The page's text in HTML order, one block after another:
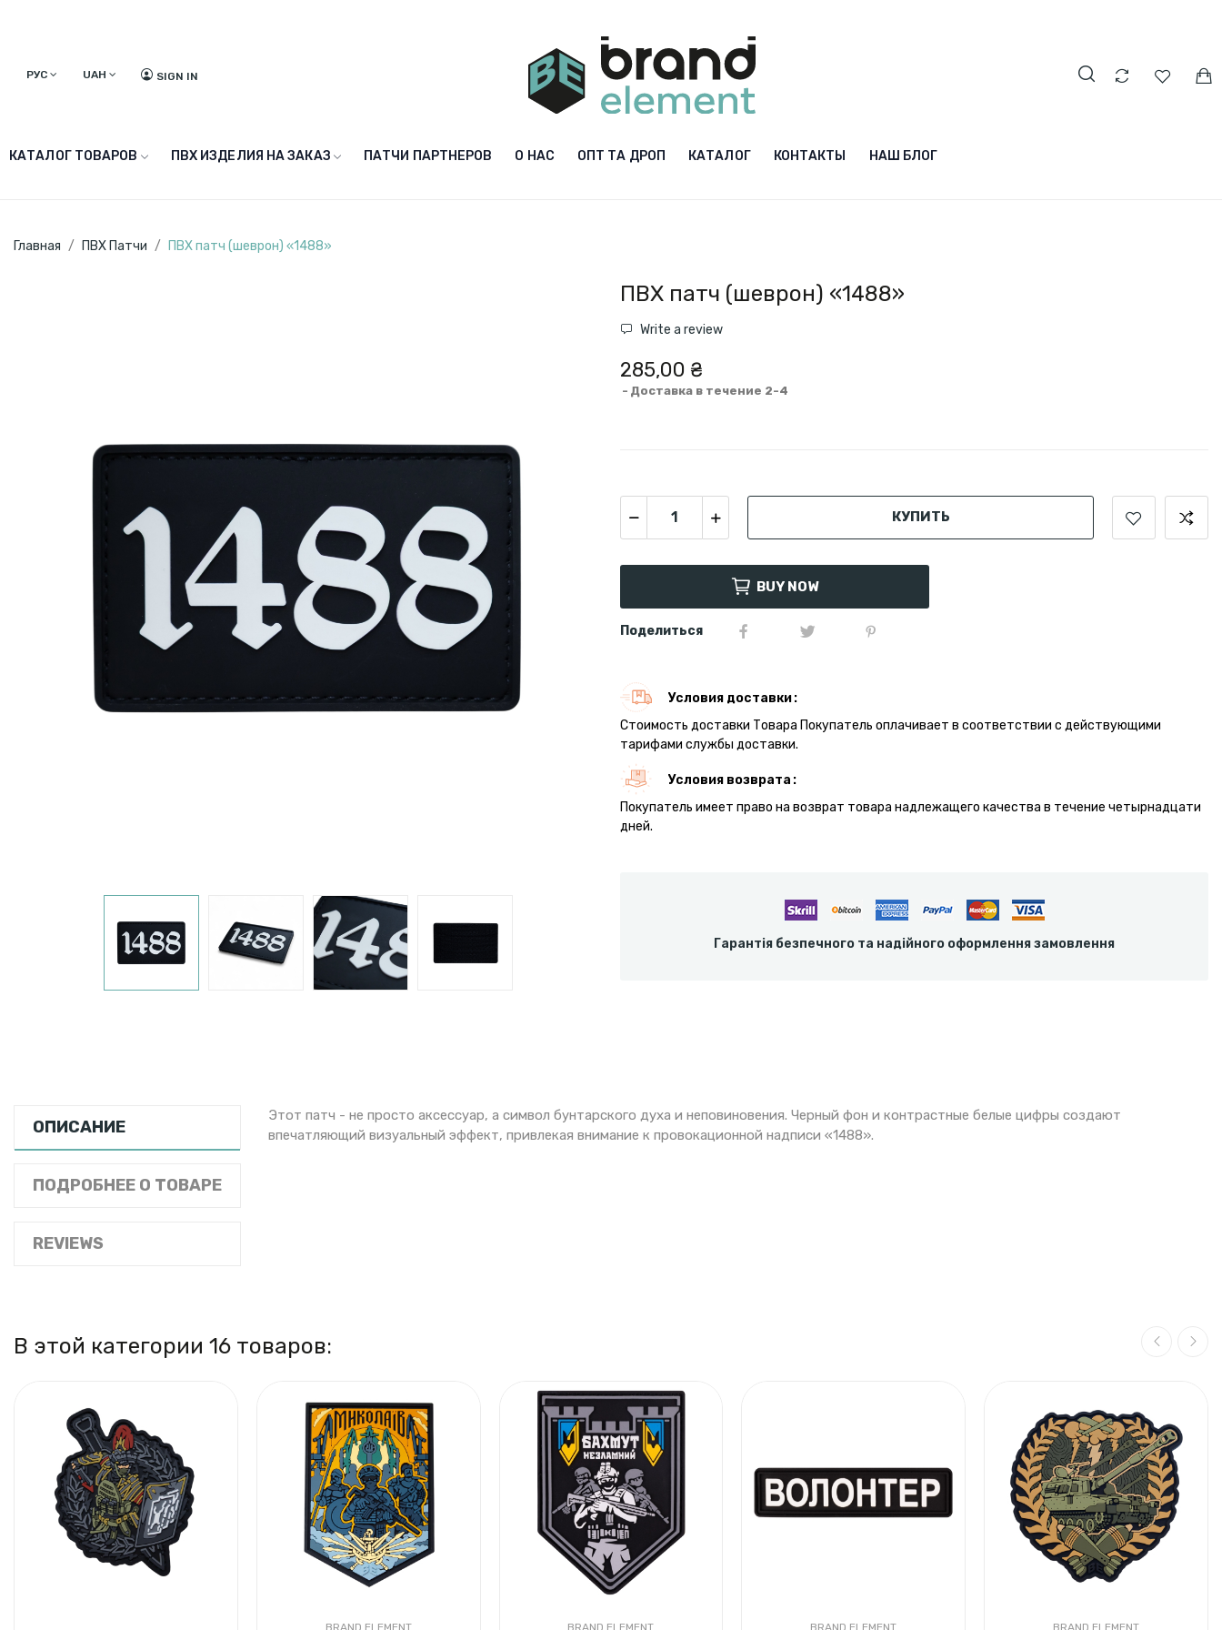
РУС UAH SIGN IN
КАТАЛОГ ТОВАРОВ ПВХ ИЗДЕЛИЯ НА ЗАКАЗ ПАТЧИ ПАРТНЕРОВ О НАС ОПТ ТА ДРОП КАТАЛОГ КОНТАКТЫ НАШ БЛОГ
Главная ПВХ Патчи ПВХ патч (шеврон) «1488»
ПВХ патч (шеврон) «1488»
Write a review
285,00 ₴
Доставка в течение 2-4
КУПИТЬ
BUY NOW
Поделиться
Условия доставки
Стоимость доставки Товара Покупатель оплачивает в соответствии с действующими
тарифами службы доставки.
Условия возврата
Покупатель имеет право на возврат товара надлежащего качества в течение четырнадцати
дней.
Гарантія безпечного та надійного оформлення замовлення
ОПИСАНИЕ
ПОДРОБНЕЕ О ТОВАРЕ
REVIEWS
Этот патч - не просто аксессуар, а символ бунтарского духа и неповиновения. Черный фон и контрастные белые цифры создают
впечатляющий визуальный эффект, привлекая внимание к провокационной надписи «1488».
В этой категории 16 товаров: